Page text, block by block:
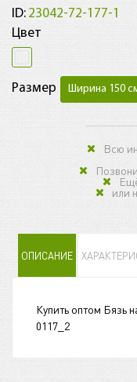
ID: 23042-72-177-1
Цвет
Размер Ширина 150
Всю
или
ОПИСАНИЕ
Купить оптом Бязь
0117_2